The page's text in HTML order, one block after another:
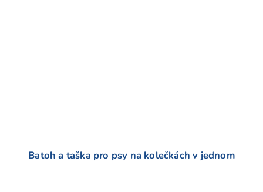
Batoh a taška pro psy na kolečkách v jednom